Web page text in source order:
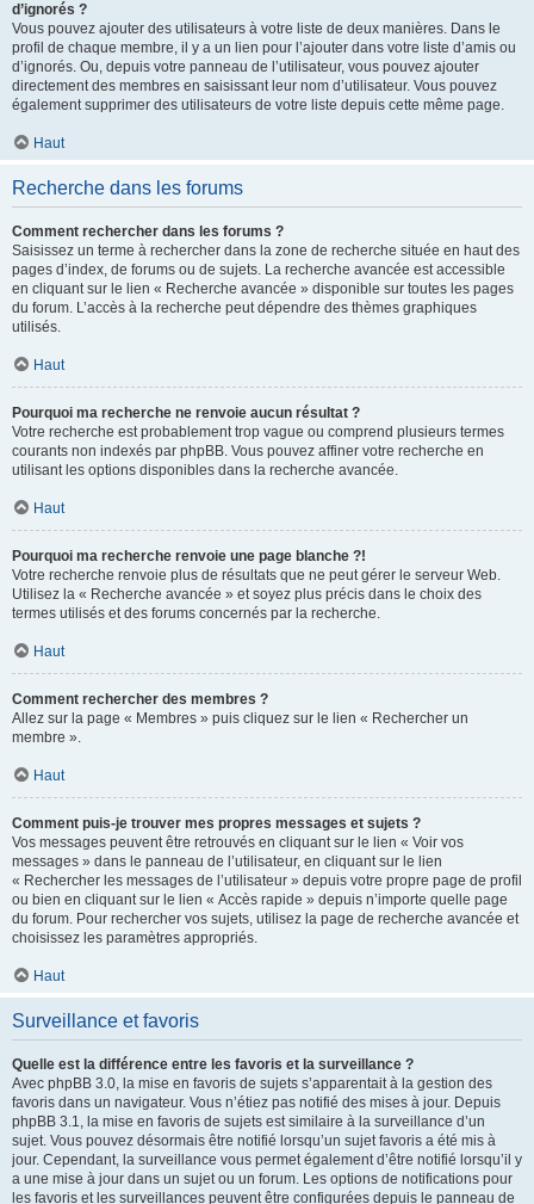
d’ignorés ?
Vous pouvez ajouter des utilisateurs à votre liste de deux manières. Dans le
profil de chaque membre, il y a un lien pour l’ajouter dans votre liste d’amis ou
d’ignorés. Ou, depuis votre panneau de l’utilisateur, vous pouvez ajouter
directement des membres en saisissant leur nom d’utilisateur. Vous pouvez
également supprimer des utilisateurs de votre liste depuis cette même page.
Haut
Recherche dans les forums
Comment rechercher dans les forums ?
Saisissez un terme à rechercher dans la zone de recherche située en haut des
pages d’index, de forums ou de sujets. La recherche avancée est accessible
en cliquant sur le lien « Recherche avancée » disponible sur toutes les pages
du forum. L’accès à la recherche peut dépendre des thèmes graphiques
utilisés.
Haut
Pourquoi ma recherche ne renvoie aucun résultat ?
Votre recherche est probablement trop vague ou comprend plusieurs termes
courants non indexés par phpBB. Vous pouvez affiner votre recherche en
utilisant les options disponibles dans la recherche avancée.
Haut
Pourquoi ma recherche renvoie une page blanche ?!
Votre recherche renvoie plus de résultats que ne peut gérer le serveur Web.
Utilisez la « Recherche avancée » et soyez plus précis dans le choix des
termes utilisés et des forums concernés par la recherche.
Haut
Comment rechercher des membres ?
Allez sur la page « Membres » puis cliquez sur le lien « Rechercher un
membre ».
Haut
Comment puis-je trouver mes propres messages et sujets ?
Vos messages peuvent être retrouvés en cliquant sur le lien « Voir vos
messages » dans le panneau de l’utilisateur, en cliquant sur le lien
« Rechercher les messages de l’utilisateur » depuis votre propre page de profil
ou bien en cliquant sur le lien « Accès rapide » depuis n’importe quelle page
du forum. Pour rechercher vos sujets, utilisez la page de recherche avancée et
choisissez les paramètres appropriés.
Haut
Surveillance et favoris
Quelle est la différence entre les favoris et la surveillance ?
Avec phpBB 3.0, la mise en favoris de sujets s’apparentait à la gestion des
favoris dans un navigateur. Vous n’étiez pas notifié des mises à jour. Depuis
phpBB 3.1, la mise en favoris de sujets est similaire à la surveillance d’un
sujet. Vous pouvez désormais être notifié lorsqu’un sujet favoris a été mis à
jour. Cependant, la surveillance vous permet également d’être notifié lorsqu’il y
a une mise à jour dans un sujet ou un forum. Les options de notifications pour
les favoris et les surveillances peuvent être configurées depuis le panneau de